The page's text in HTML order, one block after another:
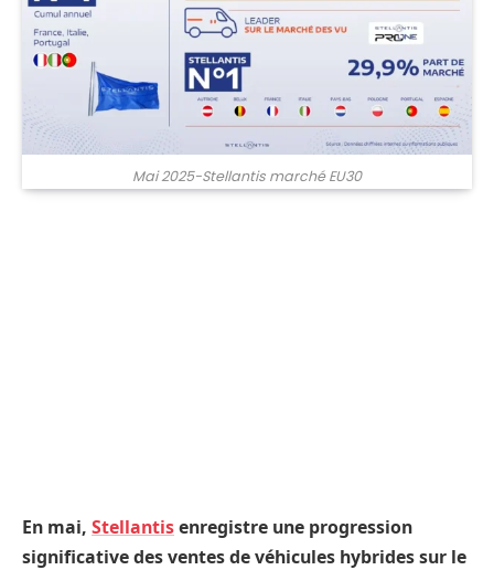
Mai 2025-Stellantis marché EU30
En mai, Stellantisenregistre une progression
significative des ventes de véhicules hybrides sur le